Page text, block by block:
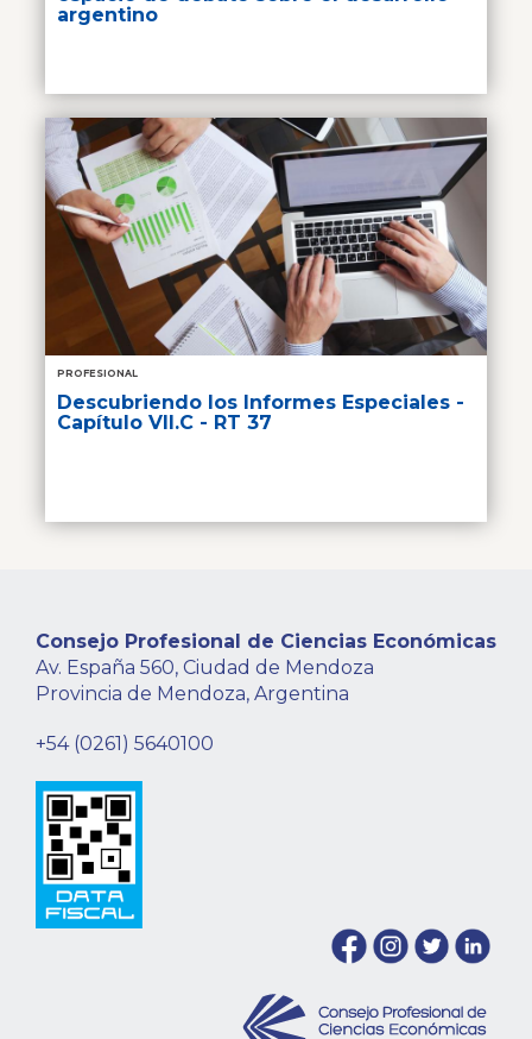
argentino
PROFESIONAL
Descubriendo los Informes Especiales -
Capítulo VII.C - RT 37
Consejo Profesional de Ciencias Económicas
Av. España 560, Ciudad de Mendoza
Provincia de Mendoza, Argentina
+54 (0261) 5640100